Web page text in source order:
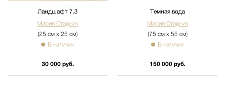
Ландшафт 7.3
Мария Стадник
(25 см х 25 см)
В наличии
30 000 руб.
Темная вода
Мария Стадник
(75 см х 55 см)
В наличии
150 000 руб.